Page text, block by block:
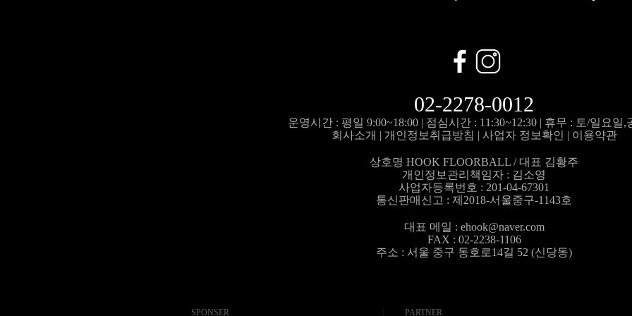
02-2278-0012
운영시간 : 평일 9:00~18:00 | 점심시간 : 11:30~12:30 | 휴무 : 토/일요일,
회사소개 | 개인정보취급방침 | 사업자 정보확인 | 이용약관
상호명 HOOK FLOORBALL / 대표 김황주
개인정보관리책임자 : 김소영
사업자등록번호 : 201-04-67301
통신판매신고 : 제2018-서울중구-1143호
대표 메일 : ehook@naver.com
FAX : 02-2238-1106
주소 : 서울 중구 동호로14길 52 (신당동)
SPONSER PARTNER